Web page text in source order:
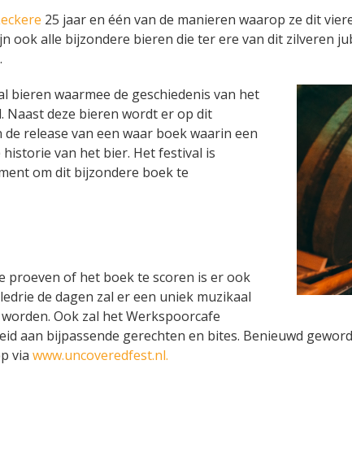
25 jaar en één van de manieren waarop ze dit
ook alle bijzondere bieren die ter ere van dit zilveren
bieren waarmee de geschiedenis van het
deze bieren wordt er op dit
release van een waar boek waarin een
van het bier. Het festival is
om dit bijzondere boek te
proeven of het boek te scoren is er ook
de dagen zal er een uniek muzikaal
Ook zal het Werkspoorcafe
aan bijpassende gerechten en bites. Benieuwd
via www.uncoveredfest.nl.